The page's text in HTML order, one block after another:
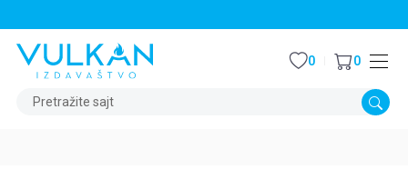
Pretražite sajt
0 0